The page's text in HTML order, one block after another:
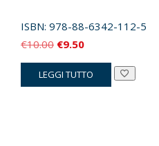
ISBN: 978-88-6342-112-5
€10.00 Il
prezzo
originale
€9.50Il
prezzo
attuale
LEGGI TUTTO